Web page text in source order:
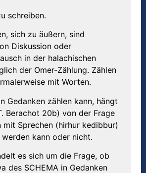
sich zu äußern, sind
Diskussion oder
in der halachischen
der Omer-Zählung. Zählen
mit Worten.
Gedanken zählen kann, hängt
Berachot 20b) von der Frage
mit Sprechen (hirhur kedibbur)
kann oder nicht.
es sich um die Frage, ob
des SCHEMA in Gedanken